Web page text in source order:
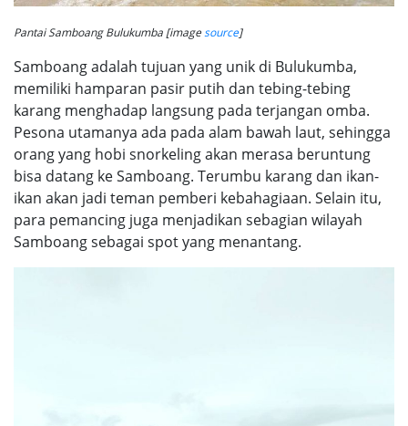
Pantai Samboang Bulukumba [imagesource]
Samboang adalah tujuan yang unik di Bulukumba,
memiliki hamparan pasir putih dan tebing-tebing
karang menghadap langsung pada terjangan omba.
Pesona utamanya ada pada alam bawah laut, sehingga
orang yang hobi snorkeling akan merasa beruntung
bisa datang ke Samboang. Terumbu karang dan ikan-
ikan akan jadi teman pemberi kebahagiaan. Selain itu,
para pemancing juga menjadikan sebagian wilayah
Samboang sebagai spot yang menantang.